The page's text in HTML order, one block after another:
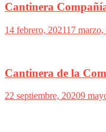
Cantinera
14 febrero, 202117 marzo,
Cantinera de la
22 septiembre, 20209